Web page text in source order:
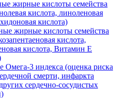
жирные кислоты семейства
кислота, линоленовая
кислота)
жирные кислоты семейства
кислота,
кислота, Витамин E
Омега-3 индекса (оценка риска
смерти, инфаркта
сердечно-сосудистых